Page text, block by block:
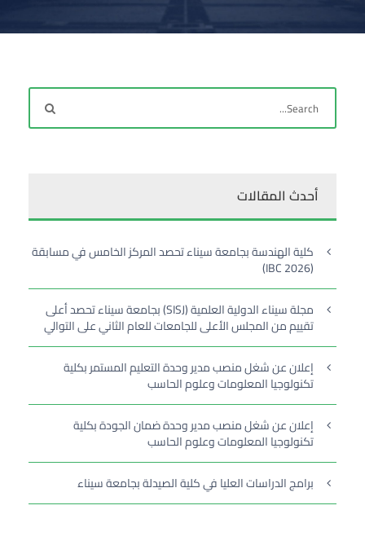
أحدث المقالات
كلية الهندسة بجامعة سيناء تحصد المركز الخامس في مسابقة
(IBC 2026)
مجلة سيناء الدولية العلمية (SISJ) بجامعة سيناء تحصد أعلى
تقييم من المجلس الأعلى للجامعات للعام الثاني على التوالي
إعلان عن شغل منصب مدير وحدة التعليم المستمر بكلية
تكنولوجيا المعلومات وعلوم الحاسب
إعلان عن شغل منصب مدير وحدة ضمان الجودة بكلية
تكنولوجيا المعلومات وعلوم الحاسب
برامج الدراسات العليا في كلية الصيدلة بجامعة سيناء